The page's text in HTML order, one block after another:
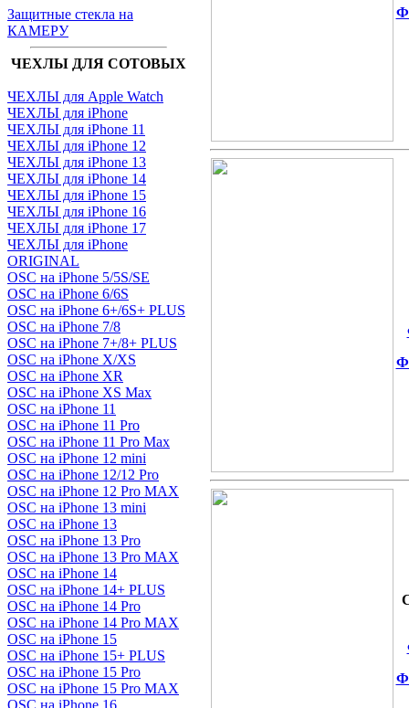
Защитные стекла на
КАМЕРУ
ЧЕХЛЫ ДЛЯ СОТОВЫХ
ЧЕХЛЫ для Apple Watch
ЧЕХЛЫ для iPhone
ЧЕХЛЫ для iPhone 11
ЧЕХЛЫ для iPhone 12
ЧЕХЛЫ для iPhone 13
ЧЕХЛЫ для iPhone 14
ЧЕХЛЫ для iPhone 15
ЧЕХЛЫ для iPhone 16
ЧЕХЛЫ для iPhone 17
ЧЕХЛЫ для iPhone
ORIGINAL
OSC на iPhone 5/5S/SE
OSC на iPhone 6/6S
OSC на iPhone 6+/6S+ PLUS
OSC на iPhone 7/8
OSC на iPhone 7+/8+ PLUS
OSC на iPhone X/XS
OSC на iPhone XR
OSC на iPhone XS Max
OSC на iPhone 11
OSC на iPhone 11 Pro
OSC на iPhone 11 Pro Max
OSC на iPhone 12 mini
OSC на iPhone 12/12 Pro
OSC на iPhone 12 Pro MAX
OSC на iPhone 13 mini
OSC на iPhone 13
OSC на iPhone 13 Pro
OSC на iPhone 13 Pro MAX
OSC на iPhone 14
OSC на iPhone 14+ PLUS
OSC на iPhone 14 Pro
OSC на iPhone 14 Pro MAX
OSC на iPhone 15
OSC на iPhone 15+ PLUS
OSC на iPhone 15 Pro
OSC на iPhone 15 Pro MAX
OSC на iPhone 16